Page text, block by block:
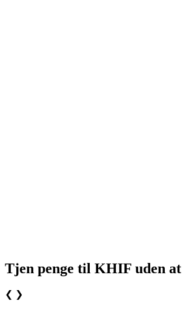
Tjen penge til KHIF uden
❮ ❯